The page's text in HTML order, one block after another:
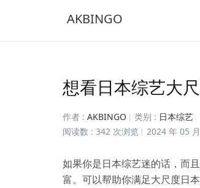
AKBINGO
想看日本综艺大
作者 : AKBINGO 类别 : 日本综艺
阅读数 : 342 次浏览
2024 年 05
如果你是日本综艺迷的话，而
富。可以帮助你满足大尺度日